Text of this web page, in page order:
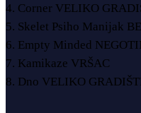
4. Corner VELIKO
5. Skelet Psiho Manijak
6. Empty Minded
7. Kamikaze VRŠAC
8. Dno VELIKO